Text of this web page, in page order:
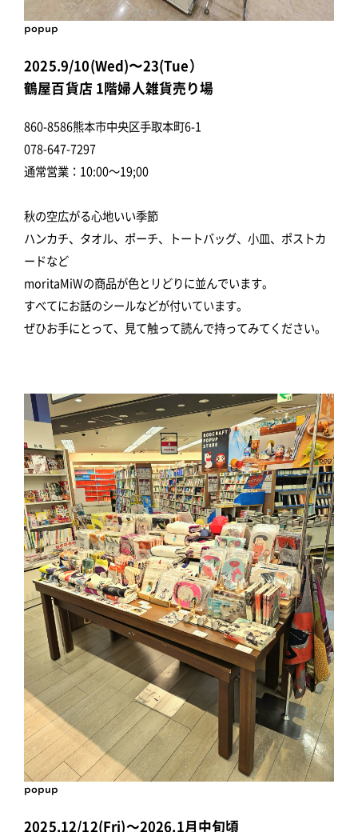
popup
2025.9/10(Wed)〜23(Tue）
鶴屋百貨店 1階婦人雑貨売り場
860-8586熊本市中央区手取本町6-1
078-647-7297
通常営業：10:00～19;00
秋の空広がる心地いい季節
ハンカチ、タオル、ポーチ、トートバッグ、小皿、ポストカ
ードなど
moritaMiWの商品が色とリどりに並んでいます。
すべてにお話のシールなどが付いています。
ぜひお手にとって、見て触って読んで持ってみてください。
popup
2025.12/12(Fri)～2026.1月中旬頃